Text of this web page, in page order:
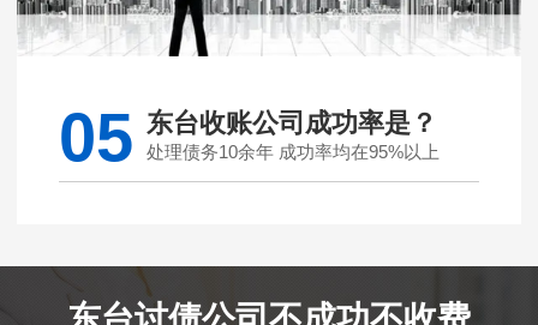
05 东台收账公司成功率是？
处理债务10余年 成功率均在95%以上